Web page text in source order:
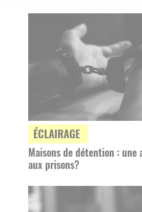
ÉCLAIRAGE
Maisons de détention :
aux prisons?